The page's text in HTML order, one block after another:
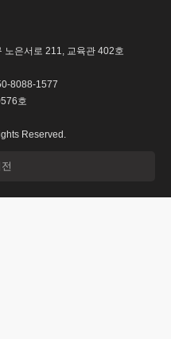
노은서로 211, 교육관 402호
8088-1577
호
Reserved.